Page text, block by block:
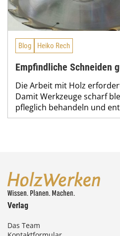
Blog Heiko Rech
Empfindliche Schneiden
Die Arbeit mit Holz
Damit Werkzeuge scharf
pfleglich behandeln und
Verlag
Das Team